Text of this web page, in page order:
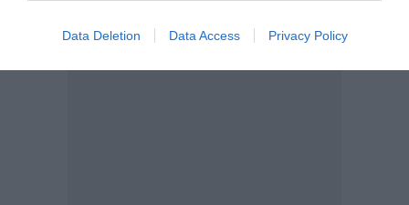
Data Deletion Data Access Privacy Policy